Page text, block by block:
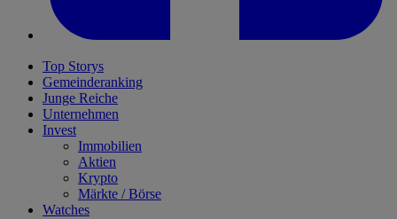
Top Storys
Gemeinderanking
Junge Reiche
Unternehmen
Invest
Immobilien
Aktien
Krypto
Märkte / Börse
Watches